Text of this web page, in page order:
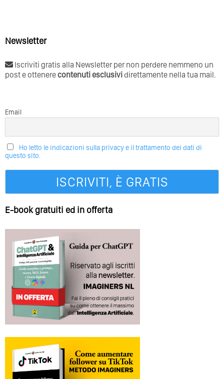
Newsletter
Iscriviti gratis alla Newsletter per non perdere nemmeno un
post e ottenerecontenuti esclusividirettamente nella tua mail.
Email
Ho letto le indicazioni sulla privacy e il trattamento dei dati di
questo sito.
E-book gratuiti ed in offerta